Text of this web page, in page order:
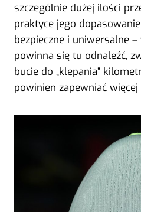
szczególnie dużej ilości
praktyce jego
bezpieczne i uniwersalne
powinna się tu odnaleźć,
bucie do „klepania”
powinien zapewniać